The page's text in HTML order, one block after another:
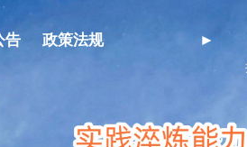
告 政策法规 ►